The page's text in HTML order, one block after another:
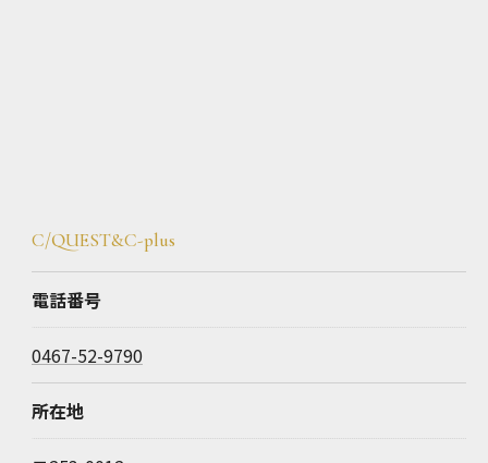
C/QUEST&C-plus
電話番号
0467-52-9790
所在地